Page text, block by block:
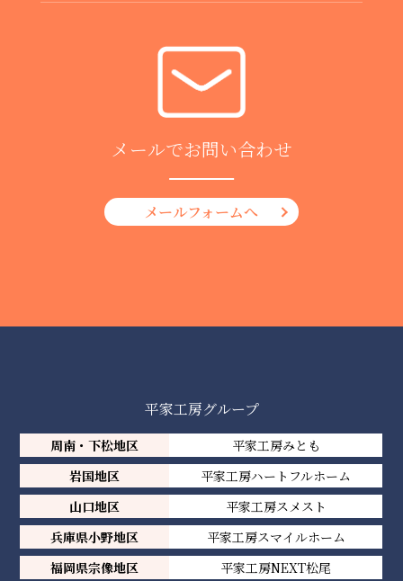
メールでお問い合わせ
メールフォームへ
平家工房グループ
周南・下松地区
平家工房みとも
岩国地区
平家工房ハートフルホーム
山口地区
平家工房スメスト
兵庫県小野地区
平家工房スマイルホーム
福岡県宗像地区
平家工房NEXT松尾